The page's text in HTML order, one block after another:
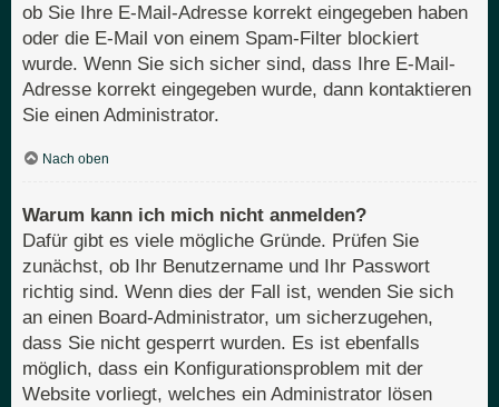
ob Sie Ihre E-Mail-Adresse korrekt eingegeben haben
oder die E-Mail von einem Spam-Filter blockiert
wurde. Wenn Sie sich sicher sind, dass Ihre E-Mail-
Adresse korrekt eingegeben wurde, dann kontaktieren
Sie einen Administrator.
Nach oben
Warum kann ich mich nicht anmelden?
Dafür gibt es viele mögliche Gründe. Prüfen Sie
zunächst, ob Ihr Benutzername und Ihr Passwort
richtig sind. Wenn dies der Fall ist, wenden Sie sich
an einen Board-Administrator, um sicherzugehen,
dass Sie nicht gesperrt wurden. Es ist ebenfalls
möglich, dass ein Konfigurationsproblem mit der
Website vorliegt, welches ein Administrator lösen